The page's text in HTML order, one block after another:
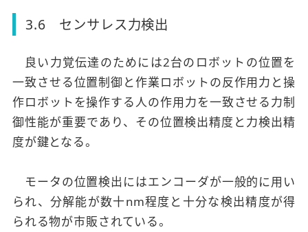
3.6 センサレス力検出
良い力覚伝達のためには2台のロボットの位置を
一致させる位置制御と作業ロボットの反作用力と操
作ロボットを操作する人の作用力を一致させる力制
御性能が重要であり、その位置検出精度と力検出精
度が鍵となる。
モータの位置検出にはエンコーダが一般的に用い
られ、分解能が数十nm程度と十分な検出精度が得
られる物が市販されている。